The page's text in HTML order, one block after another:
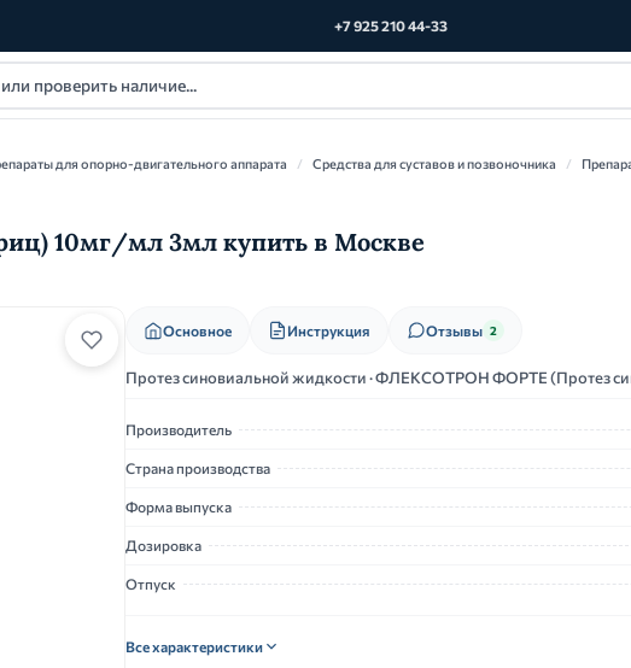
+7 925 210 44-33
для опорно-двигательного аппарата / Средства для суставов и позвоночника /
10мг/мл 3мл купить в Москве
Основное Инструкция Отзывы 2
Протез синовиальной жидкости · ФЛЕКСОТРОН ФОРТЕ (Протез
Производитель
Страна производства
Форма выпуска
Дозировка
Отпуск
Все характеристики